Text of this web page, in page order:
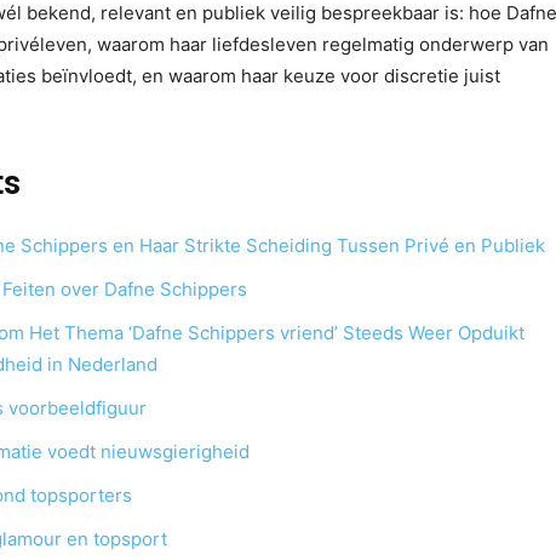
bekend, relevant en publiek veilig bespreekbaar is: hoe Dafne
waarom haar liefdesleven regelmatig onderwerp van
beïnvloedt, en waarom haar keuze voor discretie juist
Schippers en Haar Strikte Scheiding Tussen Privé en Publiek
over Dafne Schippers
Het Thema ‘Dafne Schippers vriend’ Steeds Weer Opduikt
in Nederland
voorbeeldfiguur
voedt nieuwsgierigheid
topsporters
en topsport